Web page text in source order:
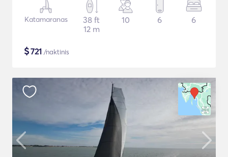
Katamaranas
38 ft
12 m
10 6 6
$721 /naktinis